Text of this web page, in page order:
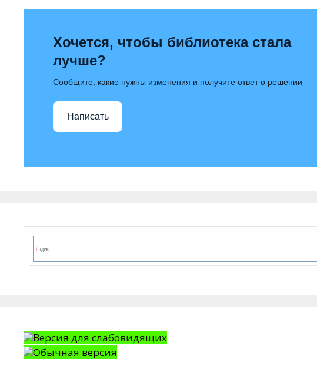
Хочется, чтобы библиотека стала
лучше?
Сообщите, какие нужны изменения и получите ответ о решении
Написать
Версия для слабовидящих
Обычная версия